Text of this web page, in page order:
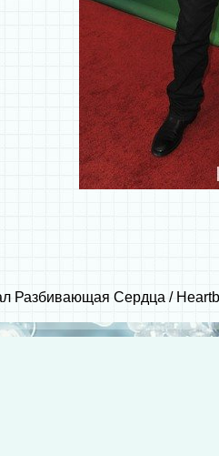
Разбивающая Сердца /